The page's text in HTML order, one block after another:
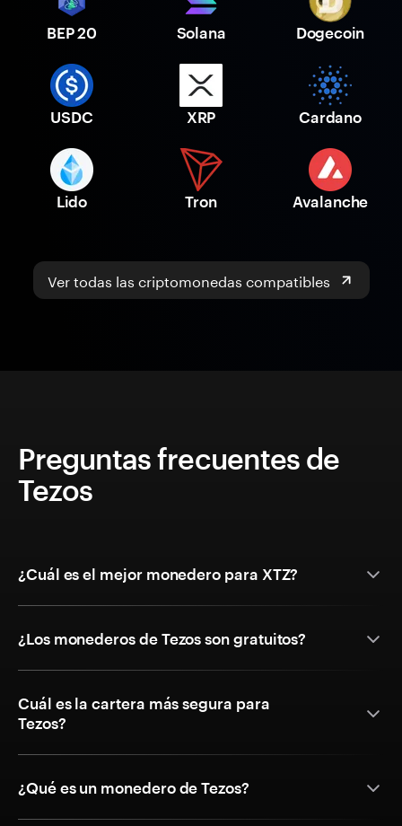
BEP 20 Solana Dogecoin
USDC XRP Cardano
Lido Tron Avalanche
Ver todas las criptomonedas compatibles
Preguntas frecuentes de
Tezos
¿Cuál es el mejor monedero para XTZ?
¿Los monederos de Tezos son gratuitos?
Cuál es la cartera más segura para
Tezos?
¿Qué es un monedero de Tezos?